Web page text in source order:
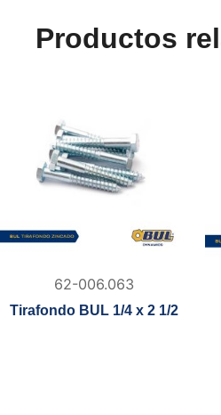
Productos
62-006.063
Tirafondo BUL 1/4 x 2 1/2